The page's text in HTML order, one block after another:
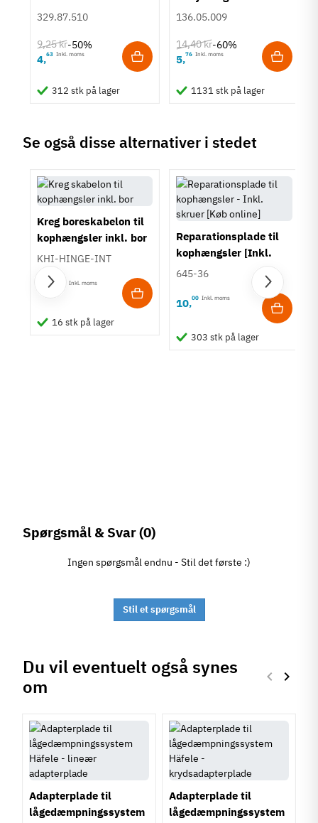
Euroskruer
329.87.510
9,25 kr-50%
4,63 Inkl. moms
312 stk på lager
stål
136.05.009
14,40 kr-60%
5,76 Inkl. moms
1131 stk på lager
Se også disse alternativer i stedet
Kreg boreskabelon til
kophængsler inkl. bor
KHI-HINGE-INT
359 Inkl. moms
16 stk på lager
Reparationsplade til
kophængsler [Inkl.
skruer]
645-36
10,00 Inkl. moms
303 stk på lager
Spørgsmål & Svar(0)
Ingen spørgsmål endnu - Stil det første :)
Stil et spørgsmål
Du vil eventuelt også synes
om
Forrige
keyboard_arrow_left Næste
keyboard_arrow_right
Adapterplade til
lågedæmpningssystem
Adapterplade til
lågedæmpningssystem